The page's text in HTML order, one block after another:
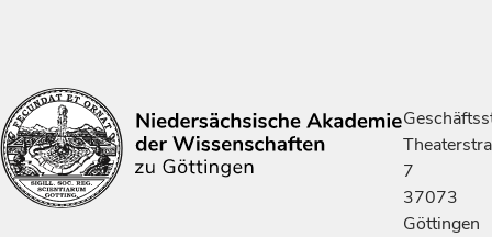
7
37073
Göttingen